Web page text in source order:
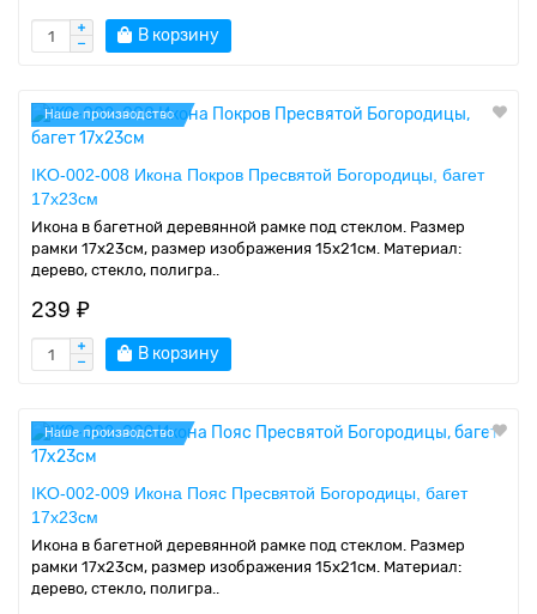
В корзину
Наше производство
IKO-002-008 Икона Покров Пресвятой Богородицы, багет
17х23см
Икона в багетной деревянной рамке под стеклом. Размер
рамки 17x23см, размер изображения 15x21см. Материал:
дерево, стекло, полигра..
239 ₽
В корзину
Наше производство
IKO-002-009 Икона Пояс Пресвятой Богородицы, багет
17х23см
Икона в багетной деревянной рамке под стеклом. Размер
рамки 17x23см, размер изображения 15x21см. Материал:
дерево, стекло, полигра..